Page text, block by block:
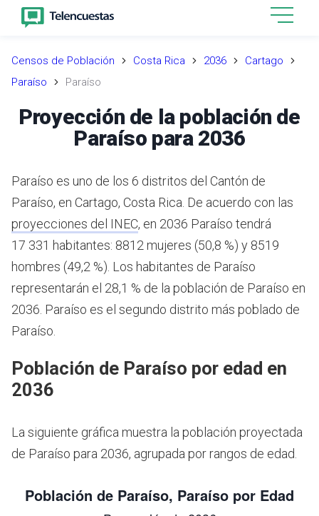
Censos de Población Costa Rica 2036
Cartago
Paraíso
Paraíso
Proyección de la población de
Paraíso para 2036
Paraíso es uno de los 6 distritos del Cantón de
Paraíso, en Cartago, Costa Rica. De acuerdo con las
proyecciones del INEC, en 2036 Paraíso tendrá
17 331 habitantes: 8812 mujeres (50,8 %) y 8519
hombres (49,2 %). Los habitantes de Paraíso
representarán el 28,1 % de la población de Paraíso en
2036. Paraíso es el segundo distrito más poblado de
Paraíso.
Población de Paraíso por edad en
2036
La siguiente gráfica muestra la población proyectada
de Paraíso para 2036, agrupada por rangos de edad.